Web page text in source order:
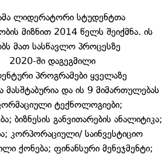
ლიდერატორი სტუდენტთა
მიზნით 2014 წელს შეიქმნა. ის
მათ სასწავლო პროცესზე
2020-ში დაგეგმილი
პროგრამები ყველაზე
და ის 9 მიმართულებას
ტექნოლოგიები;
ბიზნესის განვითარების ანალიტიკა;
კორპორაციული/ საინვესტიციო
ქონება; ფინანსური მენეჯმენტი;